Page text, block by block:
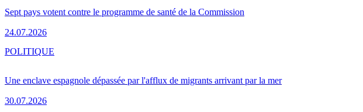
Sept pays votent contre le programme de santé de la Commission
24.07.2026
Une enclave espagnole dépassée par l'afflux de migrants arrivant par la mer
30.07.2026
POLITIQUE